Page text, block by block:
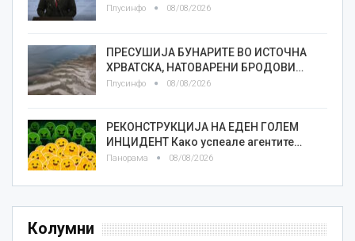
Плусинфо 08/08/2026
ПРЕСУШИЈА БУНАРИТЕ ВО ИСТОЧНА
ХРВАТСКА, НАТОВАРЕНИ БРОДОВИ…
Плусинфо 08/08/2026
РЕКОНСТРУКЦИЈА НА ЕДЕН ГОЛЕМ
ИНЦИДЕНТ Како успеале агентите…
Панорама 08/08/2026
Колумни